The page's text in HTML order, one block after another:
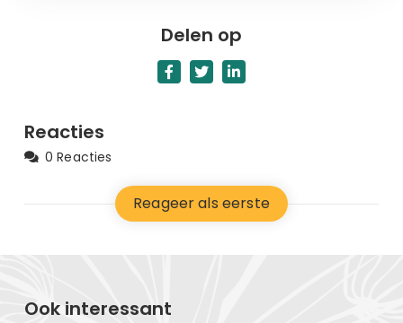
Delen op
Reacties
0 Reacties
Reageer als eerste
Ook interessant